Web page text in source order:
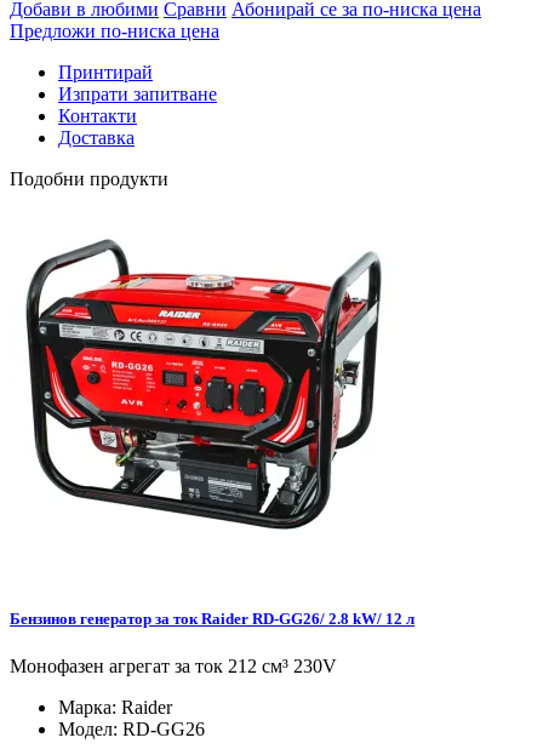
Добави в любими Сравни Абонирай се за по-ниска цена
Предложи по-ниска цена
Принтирай
Изпрати запитване
Контакти
Доставка
Подобни продукти
Бензинов генератор за ток Raider RD-GG26/ 2.8 kW/ 12 л
Монофазен агрегат за ток 212 см³ 230V
Марка: Raider
Модел: RD-GG26